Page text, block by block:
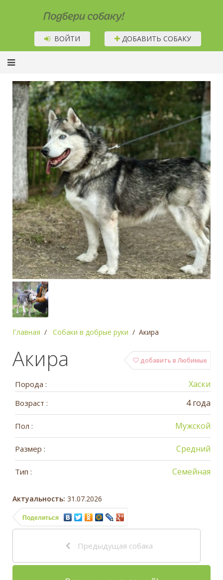
Подбери собаку!
ВОЙТИ ДОБАВИТЬ СОБАКУ
Главная Собаки в добрые руки Акира
добавить в Любимые
Акира
Порода : Хаски
Возраст : 4 года
Пол : Мужской
Размер : Средний
Тип : Семейная
Актуальность: 31.07.2026
Поделиться
Предыдущая собака